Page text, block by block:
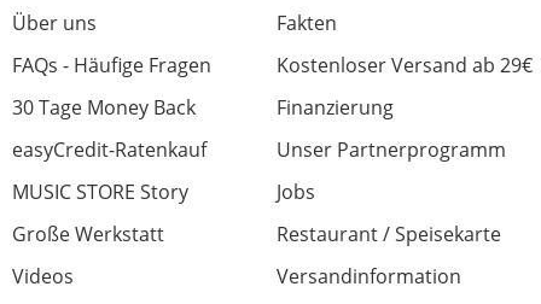
Über uns
Fakten
FAQs - Häufige Fragen
Kostenloser Versand ab 29€
30 Tage Money Back
Finanzierung
easyCredit-Ratenkauf
Unser Partnerprogramm
MUSIC STORE Story
Jobs
Große Werkstatt
Restaurant / Speisekarte
Videos
Versandinformation